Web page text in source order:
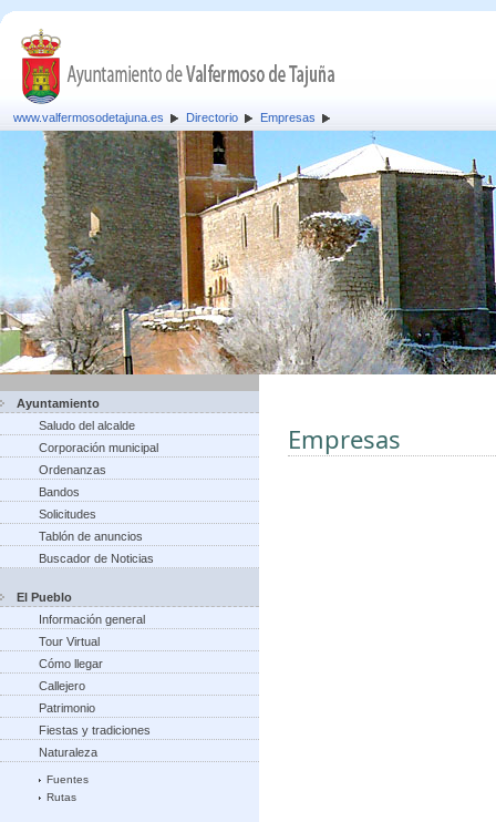
www.valfermosodetajuna.es Directorio Empresas
Ayuntamiento
Saludo del alcalde
Corporación municipal
Ordenanzas
Bandos
Solicitudes
Tablón de anuncios
Buscador de Noticias
El Pueblo
Información general
Tour Virtual
Cómo llegar
Callejero
Patrimonio
Fiestas y tradiciones
Naturaleza
Fuentes
Rutas
Empresas